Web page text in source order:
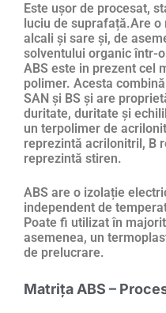
Este ușor de procesat,
luciu de suprafață.Are
alcali și sare și, de
solventului organic într-
ABS este in prezent cel
polimer. Acesta
SAN și BS și are
duritate, duritate și
un terpolimer de
reprezintă acrilonitril, B
reprezintă stiren.
ABS are o izolație
independent de
Poate fi utilizat în
asemenea, un
de prelucrare.
Matrița ABS –